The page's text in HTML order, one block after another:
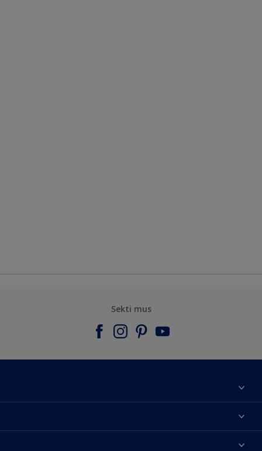
Sekti mus
Susisiekti su mumis